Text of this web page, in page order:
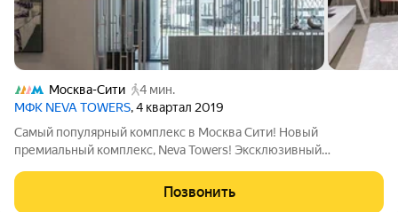
Москва-Сити
4 мин.
МФК NEVA TOWERS, 4 квартал 2019
Самый популярный комплекс в Москва Сити! Новый
премиальный комплекс, Neva Towers! Эксклюзивный
Moscow City! Угловая гостиная , угловая спальня! Делали для
себя. Лучшие материалы, дорогая брендовая
Позвонить